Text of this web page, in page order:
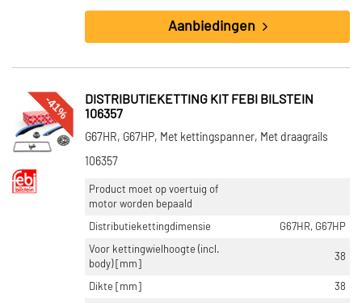
Aanbiedingen
-41%
DISTRIBUTIEKETTING KIT FEBI BILSTEIN
106357
G67HR, G67HP, Met kettingspanner, Met draagrails
106357
Product moet op voertuig of
motor worden bepaald
Distributiekettingdimensie
G67HR, G67HP
Voor kettingwielhoogte (incl.
body) [mm]
38
Dikte [mm]
38